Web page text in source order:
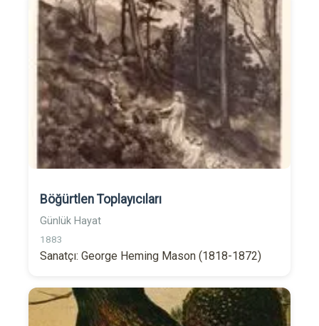
Böğürtlen Toplayıcıları
Günlük Hayat
1883
Sanatçı: George Heming Mason (1818-1872)